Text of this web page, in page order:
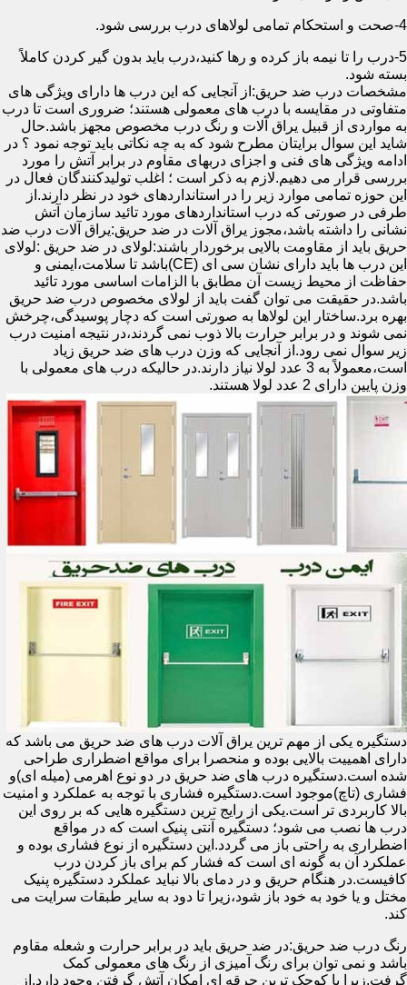
4-صحت و استحکام تمامی لولاهای درب بررسی شود.
5-درب را تا نیمه باز کرده و رها کنید،درب باید بدون گیر کردن کاملاً
بسته شود.
مشخصات درب ضد حریق:از آنجایی که این درب ها دارای ویژگی های
متفاوتی در مقایسه با درب های معمولی هستند؛ ضروری است تا درب
به مواردی از قبیل یراق آلات و رنگ درب مخصوص مجهز باشد.حال
شاید این سوال برایتان مطرح شود که به چه نکاتی باید توجه نمود ؟ در
ادامه ویژگی های فنی و اجزای دربهای مقاوم در برابر آتش را مورد
بررسی قرار می دهیم.لازم به ذکر است ؛ اغلب تولیدکنندگان فعال در
این حوزه تمامی موارد زیر را در استانداردهای خود در نظر دارند.از
طرفی در صورتی که درب استانداردهای مورد تائید سازمان آتش
نشانی را داشته باشد،مجوز یراق آلات در ضد حریق:یراق آلات درب ضد
حریق باید از مقاومت بالایی برخوردار باشند:لولای در ضد حریق :لولای
این درب ها باید دارای نشان سی ای (CE)باشد تا سلامت،ایمنی و
حفاظت از محیط زیست آن مطابق با الزامات اساسی مورد تائید
باشد.در حقیقت می توان گفت باید از لولای مخصوص درب ضد حریق
بهره برد.ساختار این لولاها به صورتی است که دچار پوسیدگی،چرخش
نمی شوند و در برابر حرارت بالا ذوب نمی گردند،در نتیجه امنیت درب
زیر سوال نمی رود.از آنجایی که وزن درب های ضد حریق زیاد
است،معمولاً به 3 عدد لولا نیاز دارند.در حالیکه درب های معمولی با
وزن پایین دارای 2 عدد لولا هستند.
دستگیره یکی از مهم ترین یراق آلات درب های ضد حریق می باشد که
دارای اهمییت بالایی بوده و منحصرا برای مواقع اضطراری طراحی
شده است.دستگیره درب های ضد حریق در دو نوع اهرمی (میله ای)و
فشاری (تاچ)موجود است.دستگیره فشاری با توجه به عملکرد و امنیت
بالا کاربردی تر است.یکی از رایج ترین دستگیره هایی که بر روی این
درب ها نصب می شود؛ دستگیره آنتی پنیک است که در مواقع
اضطراری به راحتی باز می گردد.این دستگیره از نوع فشاری بوده و
عملکرد آن به گونه ای است که فشار کم برای باز کردن درب
کافیست.در هنگام حریق و در دمای بالا نباید عملکرد دستگیره پنیک
مختل و یا خود به خود باز شود،زیرا تا دود به سایر طبقات سرایت می
کند.
رنگ درب ضد حریق:در ضد حریق باید در برابر حرارت و شعله مقاوم
باشد و نمی توان برای رنگ آمیزی از رنگ های معمولی کمک
گرفت.زیرا با کوچک ترین جرقه ای امکان آتش گرفتن وجود دارد.از